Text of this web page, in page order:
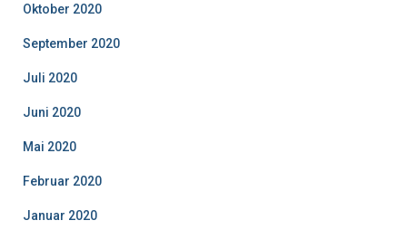
Oktober 2020
September 2020
Juli 2020
Juni 2020
Mai 2020
Februar 2020
Januar 2020